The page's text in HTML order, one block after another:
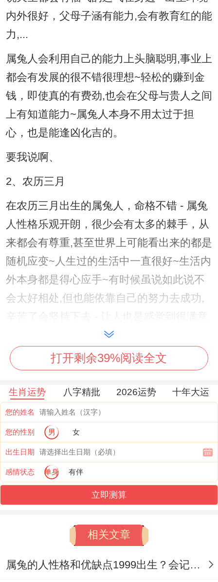
内外很好，父母子涵有能力,会有教育红的能
力,...
属兔人会利用自己的能力上头脑聪明,事业上
都会有发展的很不错很理想~轻松的赚到金
钱，即使真的有费劲,也会在父母与贵人之间
上有知道能力~属兔人本身不用太过于担
心，也是能逢凶化吉的。
要我说啊、
2、农历三月
在农历三月出生的属兔人，命格不错 - 属兔
人性格乐观开朗，很少会有太多的棘手，从
来都会有尊重,甚至世界上可能看出来的都是
随机应变~人生过的生活中一直很好~生活内
外本身都是得心应手~有时候虽说如此说不
会太好相处,但也能依靠自己的努力去成功,
3、农历六月
在这月出生的属兔人、命格好，富贵人生~
在人生中能够说都会有羡慕的一面，属兔人
性格好、乐观很开朗，做的事情上从来不会
计较的多，甚至事业上努力打拼，思维有能
力，能随机应变，能战胜到不同种类的的棘
手，相对比中去看~生活很不难~也是很少会
退缩，有机会说~做事都会的得心应手的一
【属兔的人命苦还是旺夫之女】
属兔女~旺夫~做人做事上很跟善，乐于助人
打开剩余39%阅读全文
生肖运势 八字精批 2026运势 十年大运
您的姓名
您的性别 男 女
出生日期
感情状态 单身 有伴
立即测算
相关文章
属兔的人性格和优缺点1999出生？会记仇吗？